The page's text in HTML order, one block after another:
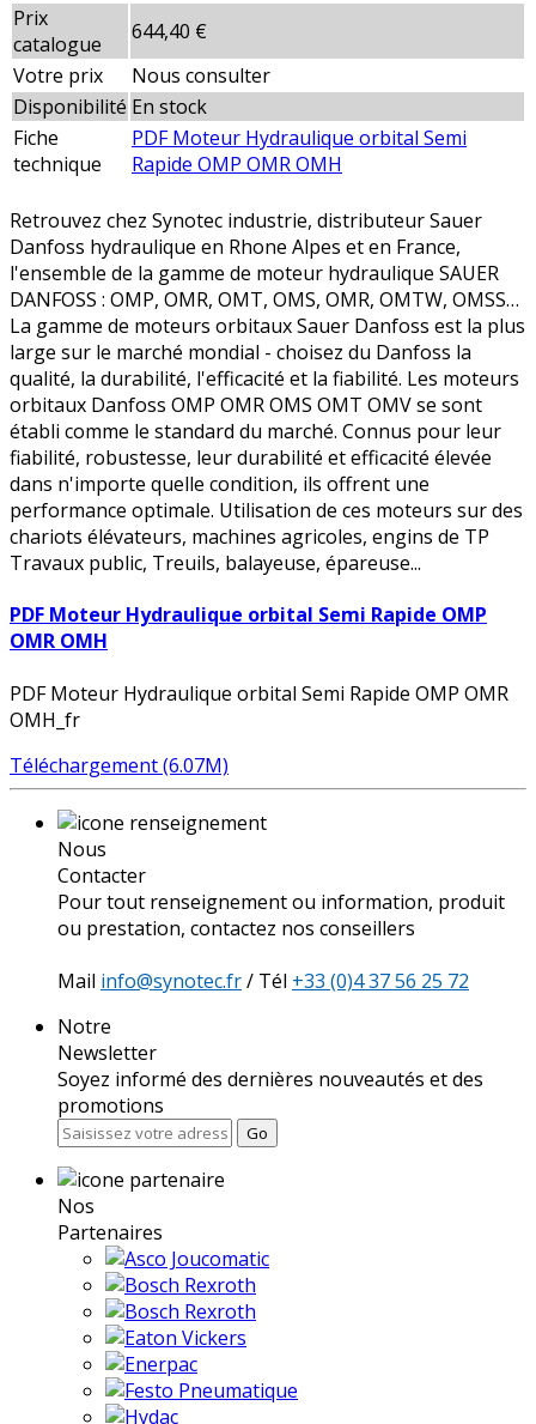
Prix
catalogue
644,40 €
Votre prix
Nous consulter
Disponibilité En stock
Fiche
technique
PDF Moteur Hydraulique orbital Semi
Rapide OMP OMR OMH
Retrouvez chez Synotec industrie, distributeur Sauer
Danfoss hydraulique en Rhone Alpes et en France,
l'ensemble de la gamme de moteur hydraulique SAUER
DANFOSS : OMP, OMR, OMT, OMS, OMR, OMTW, OMSS…
La gamme de moteurs orbitaux Sauer Danfoss est la plus
large sur le marché mondial - choisez du Danfoss la
qualité, la durabilité, l'efficacité et la fiabilité. Les moteurs
orbitaux Danfoss OMP OMR OMS OMT OMV se sont
établi comme le standard du marché. Connus pour leur
fiabilité, robustesse, leur durabilité et efficacité élevée
dans n'importe quelle condition, ils offrent une
performance optimale. Utilisation de ces moteurs sur des
chariots élévateurs, machines agricoles, engins de TP
Travaux public, Treuils, balayeuse, épareuse...
PDF Moteur Hydraulique orbital Semi Rapide OMP
OMR OMH
PDF Moteur Hydraulique orbital Semi Rapide OMP OMR
OMH_fr
Téléchargement (6.07M)
Nous
Contacter
Pour tout renseignement ou information, produit
ou prestation, contactez nos conseillers
Mail info@synotec.fr/ Tél +33 (0)4 37 56 25 72
Notre
Newsletter
Soyez informé des dernières nouveautés et des
promotions
Go
Nos
Partenaires